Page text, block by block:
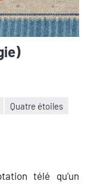
Quatre étoiles
télé qu’un